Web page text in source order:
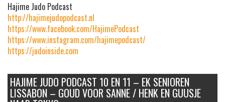
Hajime Judo Podcast
http://hajimejudopodcast.nl
https://www.facebook.com/HajimePodcast
https://www.instagram.com/hajimepodcast/
https://judoinside.com
HAJIME JUDO PODCAST 10 EN 11 – EK SENIOREN
LISSABON – GOUD VOOR SANNE / HENK EN GUUSJE